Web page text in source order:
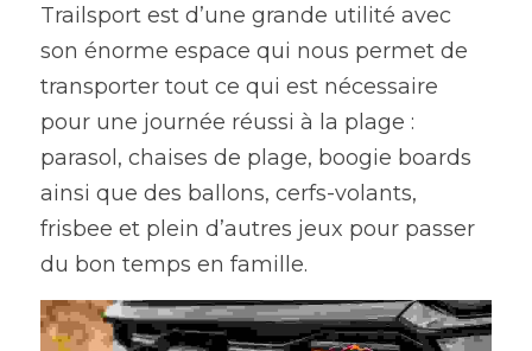
Trailsport est d’une grande utilité avec
son énorme espace qui nous permet de
transporter tout ce qui est nécessaire
pour une journée réussi à la plage :
parasol, chaises de plage, boogie boards
ainsi que des ballons, cerfs-volants,
frisbee et plein d’autres jeux pour passer
du bon temps en famille.